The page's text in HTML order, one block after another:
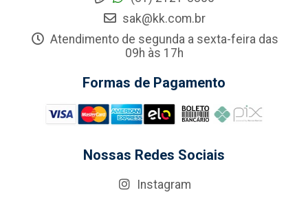
sak@kk.com.br
Atendimento de segunda a sexta-feira das
09h às 17h
Formas de Pagamento
Nossas Redes Sociais
Instagram